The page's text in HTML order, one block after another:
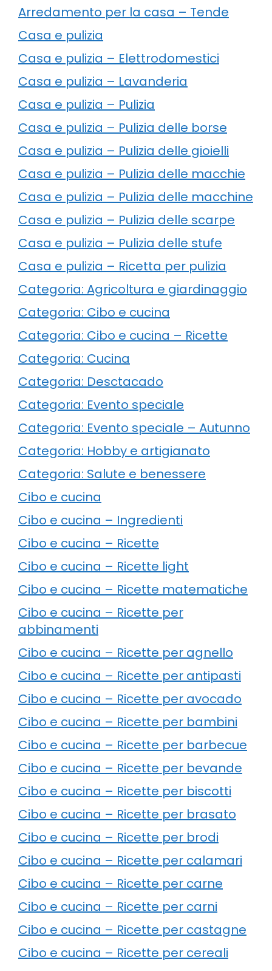
Arredamento per la casa – Tende
Casa e pulizia
Casa e pulizia – Elettrodomestici
Casa e pulizia – Lavanderia
Casa e pulizia – Pulizia
Casa e pulizia – Pulizia delle borse
Casa e pulizia – Pulizia delle gioielli
Casa e pulizia – Pulizia delle macchie
Casa e pulizia – Pulizia delle macchine
Casa e pulizia – Pulizia delle scarpe
Casa e pulizia – Pulizia delle stufe
Casa e pulizia – Ricetta per pulizia
Categoria: Agricoltura e giardinaggio
Categoria: Cibo e cucina
Categoria: Cibo e cucina – Ricette
Categoria: Cucina
Categoria: Desctacado
Categoria: Evento speciale
Categoria: Evento speciale – Autunno
Categoria: Hobby e artigianato
Categoria: Salute e benessere
Cibo e cucina
Cibo e cucina – Ingredienti
Cibo e cucina – Ricette
Cibo e cucina – Ricette light
Cibo e cucina – Ricette matematiche
Cibo e cucina – Ricette per
abbinamenti
Cibo e cucina – Ricette per agnello
Cibo e cucina – Ricette per antipasti
Cibo e cucina – Ricette per avocado
Cibo e cucina – Ricette per bambini
Cibo e cucina – Ricette per barbecue
Cibo e cucina – Ricette per bevande
Cibo e cucina – Ricette per biscotti
Cibo e cucina – Ricette per brasato
Cibo e cucina – Ricette per brodi
Cibo e cucina – Ricette per calamari
Cibo e cucina – Ricette per carne
Cibo e cucina – Ricette per carni
Cibo e cucina – Ricette per castagne
Cibo e cucina – Ricette per cereali